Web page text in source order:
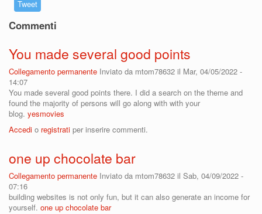
Tweet
Commenti
You made several good points
Collegamento permanente Inviato da mtom78632 il Mar, 04/05/2022 -
14:07
You made several good points there. I did a search on the theme and
found the majority of persons will go along with with your
blog. yesmovies
Accedi o registrati per inserire commenti.
one up chocolate bar
Collegamento permanente Inviato da mtom78632 il Sab, 04/09/2022 -
07:16
building websites is not only fun, but it can also generate an income for
yourself. one up chocolate bar